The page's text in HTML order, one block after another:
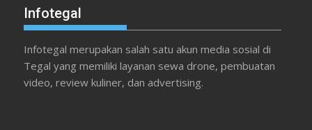
Infotegal
Infotegal merupakan salah satu akun media sosial di
Tegal yang memiliki layanan sewa drone, pembuatan
video, review kuliner, dan advertising.